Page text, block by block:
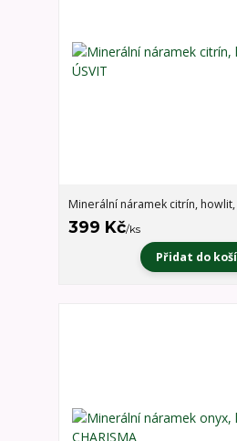
Minerální náramek citrín, howlit,
399 Kč/ks
Přidat do